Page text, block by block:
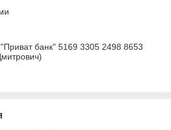
"Приват банк" 5169 3305 2498 8653